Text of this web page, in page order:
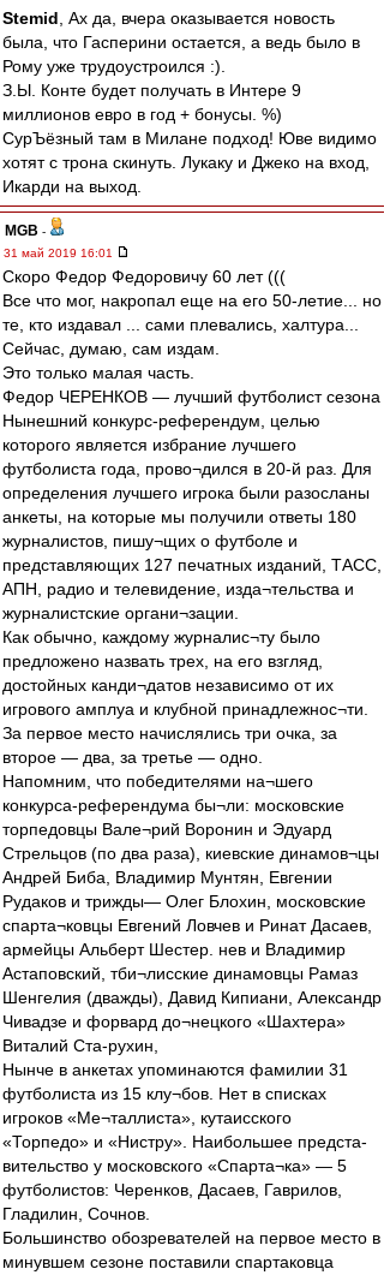
Stemid , Ах да, вчера оказывается новость
была, что Гасперини остается, а ведь было в
Рому уже трудоустроился :).
З.Ы. Конте будет получать в Интере 9
миллионов евро в год + бонусы. %)
СурЪёзный там в Милане подход! Юве видимо
хотят с трона скинуть. Лукаку и Джеко на вход,
Икарди на выход.
MGB -
31 май 2019 16:01
Скоро Федор Федоровичу 60 лет (((
Все что мог, накропал еще на его 50-летие... но
те, кто издавал ... сами плевались, халтура...
Сейчас, думаю, сам издам.
Это только малая часть.
Федор ЧЕРЕНКОВ — лучший футболист сезона
Нынешний конкурс-референдум, целью
которого является избрание лучшего
футболиста года, прово¬дился в 20-й раз. Для
определения лучшего игрока были разосланы
анкеты, на которые мы получили ответы 180
журналистов, пишу¬щих о футболе и
представляющих 127 печатных изданий, ТАСС,
АПН, радио и телевидение, изда¬тельства и
журналистские органи¬зации.
Как обычно, каждому журналис¬ту было
предложено назвать трех, на его взгляд,
достойных канди¬датов независимо от их
игрового амплуа и клубной принадлежнос¬ти.
За первое место начислялись три очка, за
второе — два, за третье — одно.
Напомним, что победителями на¬шего
конкурса-референдума бы¬ли: московские
торпедовцы Вале¬рий Воронин и Эдуард
Стрельцов (по два раза), киевские динамов¬цы
Андрей Биба, Владимир Мунтян, Евгении
Рудаков и трижды— Олег Блохин, московские
спарта¬ковцы Евгений Ловчев и Ринат Дасаев,
армейцы Альберт Шестер. нев и Владимир
Астаповский, тби¬лисские динамовцы Рамаз
Шенгелия (дважды), Давид Кипиани, Александр
Чивадзе и форвард до¬нецкого «Шахтера»
Виталий Ста-рухин,
Нынче в анкетах упоминаются фамилии 31
футболиста из 15 клу¬бов. Нет в списках
игроков «Ме¬таллиста», кутаисского
«Торпедо» и «Нистру». Наибольшее предста-
вительство у московского «Спарта¬ка» — 5
футболистов: Черенков, Дасаев, Гаврилов,
Гладилин, Сочнов.
Большинство обозревателей на первое место в
минувшем сезоне поставили спартаковца